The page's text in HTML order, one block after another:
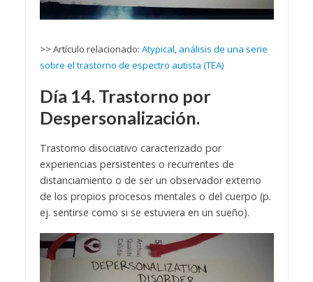
>> Artículo relacionado: Atypical, análisis de una serie
sobre el trastorno de espectro autista (TEA)
Día 14. Trastorno por
Despersonalización.
Trastorno disociativo caracterizado por
experiencias persistentes o recurrentes de
distanciamiento o de ser un observador externo
de los propios procesos mentales o del cuerpo (p.
ej. sentirse como si se estuviera en un sueño).